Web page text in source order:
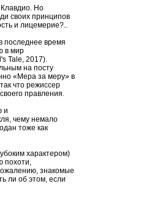
Но
своих принципов
и лицемерие?..
последнее время
в мир
Tale, 2017).
на посту
«Мера за меру» в
что режиссер
правления.
и
чему немало
тоже как
характером)
похоти,
знакомые
ли об этом, если